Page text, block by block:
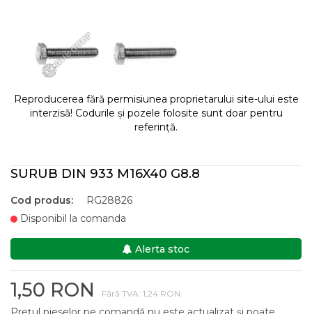
Reproducerea fără permisiunea proprietarului site-ului este
interzisă! Codurile și pozele folosite sunt doar pentru
referință.
SURUB DIN 933 M16X40 G8.8
Cod produs:
RG28826
Disponibil la comanda
Alerta stoc
1,50 RON Fără TVA: 1,24 RON